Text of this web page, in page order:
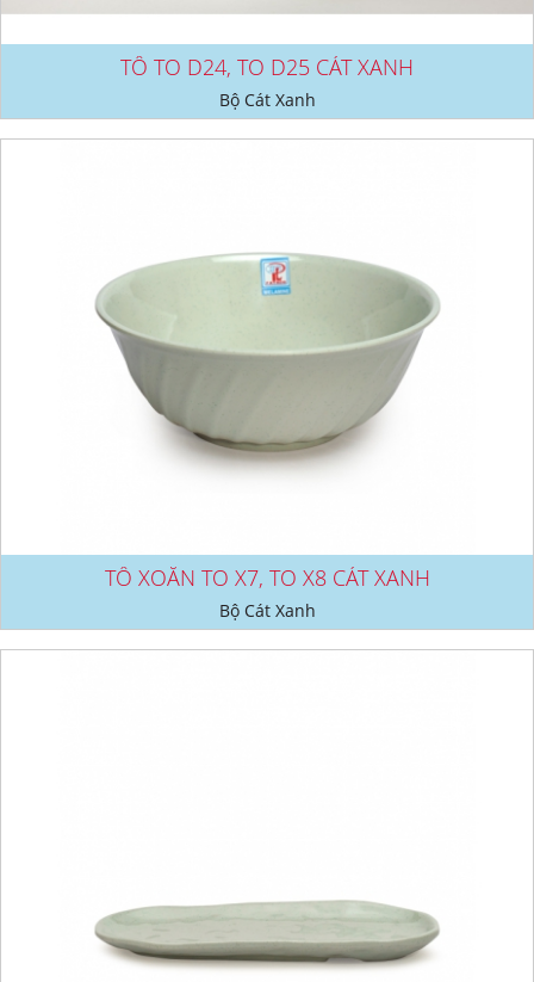
TÔ TO D24, TO D25 CÁT XANH
Bộ Cát Xanh
TÔ XOẮN TO X7, TO X8 CÁT XANH
Bộ Cát Xanh